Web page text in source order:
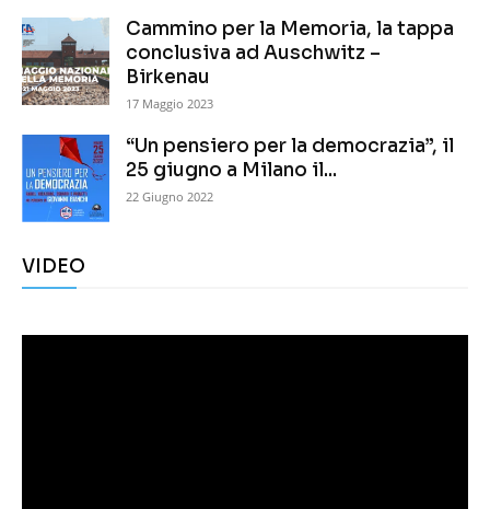
Cammino per la Memoria, la tappa
conclusiva ad Auschwitz –
Birkenau
17 Maggio 2023
“Un pensiero per la democrazia”, il
25 giugno a Milano il...
22 Giugno 2022
VIDEO